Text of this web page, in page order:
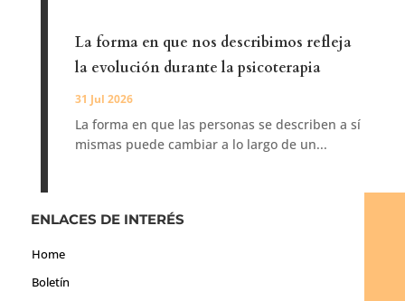
La forma en que nos describimos refleja
la evolución durante la psicoterapia
31 Jul 2026
La forma en que las personas se describen a sí
mismas puede cambiar a lo largo de un...
ENLACES DE INTERÉS
Home
Boletín